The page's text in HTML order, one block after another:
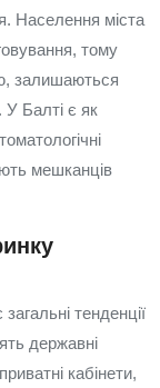
Населення міста
тому
залишаються
Балті є як
мешканців
тенденції
державні
кабінети,